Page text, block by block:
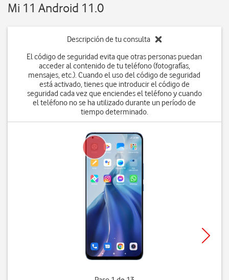
Mi 11 Android 11.0
Descripción de tu consulta
El código de seguridad evita que otras personas puedan
acceder al contenido de tu teléfono (fotografías,
mensajes, etc.). Cuando el uso del código de seguridad
está activado, tienes que introducir el código de
seguridad cada vez que enciendes el teléfono y cuando
el teléfono no se ha utilizado durante un período de
tiempo determinado.